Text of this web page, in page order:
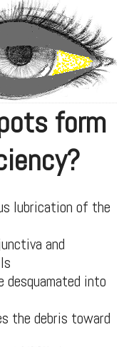
form
lubrication of the
and
desquamated into
the debris toward